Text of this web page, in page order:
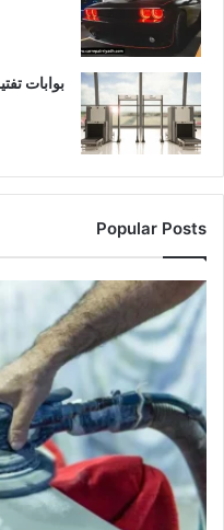
بوابات
Popular Posts